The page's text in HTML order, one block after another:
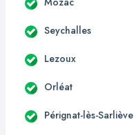
Seychalles
Lezoux
Orléat
Pérignat-lès-Sarliève